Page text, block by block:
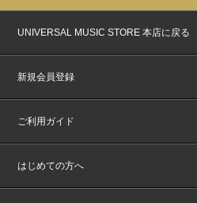
UNIVERSAL MUSIC STORE 本店に戻る
新規会員登録
ご利用ガイド
はじめての方へ